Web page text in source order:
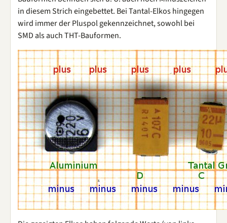
in diesem Strich eingebettet. Bei Tantal-Elkos hingegen
wird immer der Pluspol gekennzeichnet, sowohl bei
SMD als auch THT-Bauformen.